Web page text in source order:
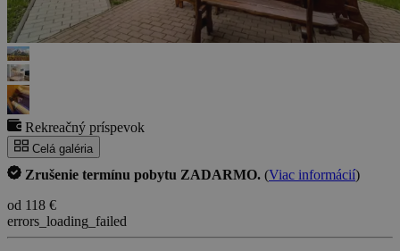
Rekreačný príspevok
Celá galéria
Zrušenie termínu pobytu ZADARMO. (Viac informácií)
od 118 €
errors_loading_failed